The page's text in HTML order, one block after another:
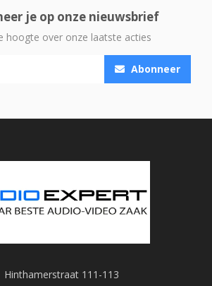
je op onze nieuwsbrief
hoogte over onze laatste acties
Abonneer
Hinthamerstraat 111-113